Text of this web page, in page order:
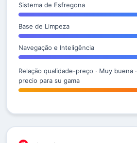
Sistema de Esfregona
Base de Limpeza
Navegação e Inteligência
Relação qualidade-preço · Muy buena ·
precio para su gama